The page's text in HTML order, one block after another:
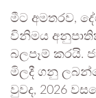
මීට අමතරව,
විනිමය
බලපෑම් කරයි.
මිලදී ගනු
වුවද, 2026